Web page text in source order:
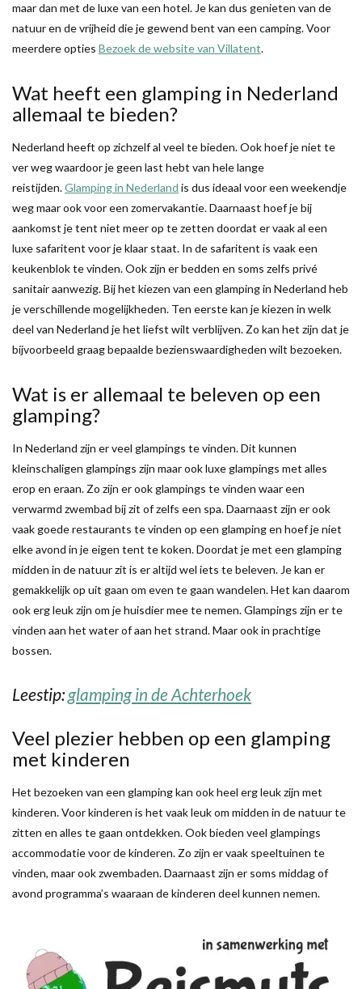
maar dan met de luxe van een hotel. Je kan dus genieten van de
natuur en de vrijheid die je gewend bent van een camping. Voor
meerdere opties Bezoek de website van Villatent.
Wat heeft een glamping in Nederland
allemaal te bieden?
Nederland heeft op zichzelf al veel te bieden. Ook hoef je niet te
ver weg waardoor je geen last hebt van hele lange
reistijden.Glamping in Nederland is dus ideaal voor een weekendje
weg maar ook voor een zomervakantie. Daarnaast hoef je bij
aankomst je tent niet meer op te zetten doordat er vaak al een
luxe safaritent voor je klaar staat. In de safaritent is vaak een
keukenblok te vinden. Ook zijn er bedden en soms zelfs privé
sanitair aanwezig. Bij het kiezen van een glamping in Nederland heb
je verschillende mogelijkheden. Ten eerste kan je kiezen in welk
deel van Nederland je het liefst wilt verblijven. Zo kan het zijn dat je
bijvoorbeeld graag bepaalde bezienswaardigheden wilt bezoeken.
Wat is er allemaal te beleven op een
glamping?
In Nederland zijn er veel glampings te vinden. Dit kunnen
kleinschaligen glampings zijn maar ook luxe glampings met alles
erop en eraan. Zo zijn er ook glampings te vinden waar een
verwarmd zwembad bij zit of zelfs een spa. Daarnaast zijn er ook
vaak goede restaurants te vinden op een glamping en hoef je niet
elke avond in je eigen tent te koken. Doordat je met een glamping
midden in de natuur zit is er altijd wel iets te beleven. Je kan er
gemakkelijk op uit gaan om even te gaan wandelen. Het kan daarom
ook erg leuk zijn om je huisdier mee te nemen. Glampings zijn er te
vinden aan het water of aan het strand. Maar ook in prachtige
bossen.
Leestip: glamping in de Achterhoek
Veel plezier hebben op een glamping
met kinderen
Het bezoeken van een glamping kan ook heel erg leuk zijn met
kinderen. Voor kinderen is het vaak leuk om midden in de natuur te
zitten en alles te gaan ontdekken. Ook bieden veel glampings
accommodatie voor de kinderen. Zo zijn er vaak speeltuinen te
vinden, maar ook zwembaden. Daarnaast zijn er soms middag of
avond programma’s waaraan de kinderen deel kunnen nemen.